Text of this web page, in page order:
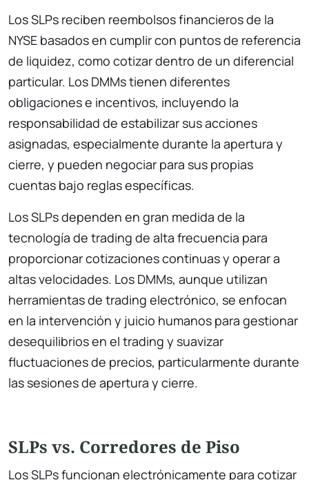
Los SLPs reciben reembolsos financieros de la
NYSE basados en cumplir con puntos de referencia
de liquidez, como cotizar dentro de un diferencial
particular. Los DMMs tienen diferentes
obligaciones e incentivos, incluyendo la
responsabilidad de estabilizar sus acciones
asignadas, especialmente durante la apertura y
cierre, y pueden negociar para sus propias
cuentas bajo reglas específicas.
Los SLPs dependen en gran medida de la
tecnología de trading de alta frecuencia para
proporcionar cotizaciones continuas y operar a
altas velocidades. Los DMMs, aunque utilizan
herramientas de trading electrónico, se enfocan
en la intervención y juicio humanos para gestionar
desequilibrios en el trading y suavizar
fluctuaciones de precios, particularmente durante
las sesiones de apertura y cierre.
SLPs vs. Corredores de Piso
Los SLPs funcionan electrónicamente para cotizar